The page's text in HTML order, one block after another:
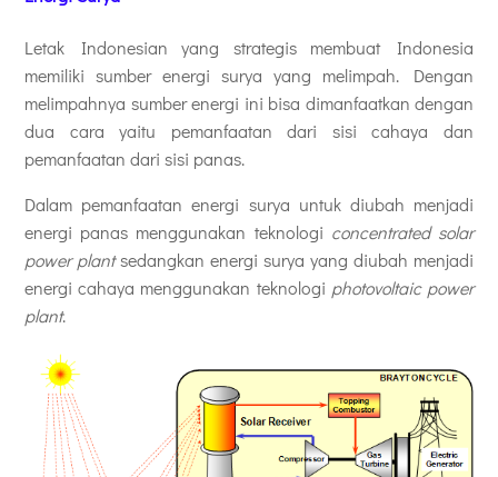
Letak Indonesian yang strategis membuat Indonesia
memiliki sumber energi surya yang melimpah. Dengan
melimpahnya sumber energi ini bisa dimanfaatkan dengan
dua cara yaitu pemanfaatan dari sisi cahaya dan
pemanfaatan dari sisi panas.
Dalam pemanfaatan energi surya untuk diubah menjadi
energi panas menggunakan teknologi concentrated solar
power plantsedangkan energi surya yang diubah menjadi
energi cahaya menggunakan teknologi photovoltaic power
plant.